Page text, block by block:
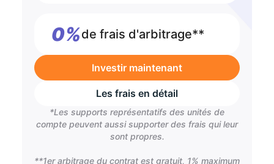
0%de frais d'arbitrage**
Investir maintenant
Les frais en détail
*Les supports représentatifs des unités de
compte peuvent aussi supporter des frais qui leur
sont propres.
**1er arbitrage du contrat est gratuit, 1% maximum